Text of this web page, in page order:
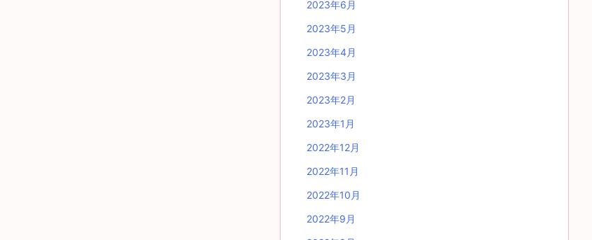
2023年6月
2023年5月
2023年4月
2023年3月
2023年2月
2023年1月
2022年12月
2022年11月
2022年10月
2022年9月